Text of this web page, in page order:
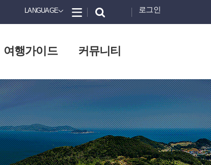
LANGUAGE 로그인
여행가이드 커뮤니티